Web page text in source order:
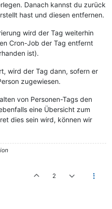
Danach kannst du zurück
hast und diesen entfernen.
wird der Tag weiterhin
Cron-Job der Tag entfernt
ist).
wird der Tag dann, sofern er
zugewiesen.
von Personen-Tags den
eine Übersicht zum
dies sein wird, können wir
2